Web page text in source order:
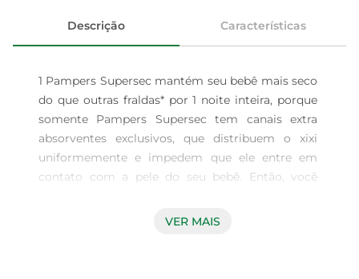
Descrição Características
1 Pampers Supersec mantém seu bebê mais seco
do que outras fraldas* por 1 noite inteira, porque
somente Pampers Supersec tem canais extra
absorventes exclusivos, que distribuem o xixi
uniformemente e impedem que ele entre em
contato com a pele do seu bebê. Então, você
VER MAIS